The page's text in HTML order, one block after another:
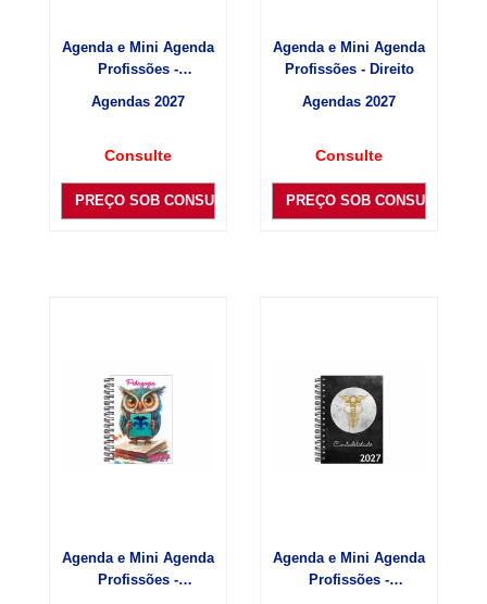
Agenda e Mini Agenda
Profissões -
Agendas 2027
Consulte
PREÇO SOB CONSULTA
Agenda e Mini Agenda
Profissões - Direito
Agendas 2027
Consulte
PREÇO SOB CONSULTA
Agenda e Mini Agenda
Profissões -
Agenda e Mini Agenda
Profissões -